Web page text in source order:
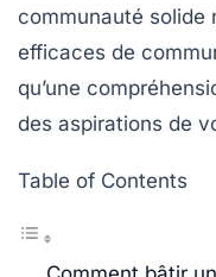
communauté solide
efficaces de
qu’une
des aspirations de
Table of Contents